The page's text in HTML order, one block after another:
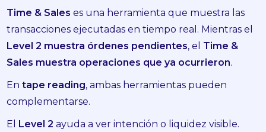
Time & Sales es una herramienta que muestra las
transacciones ejecutadas en tiempo real. Mientras el
Level 2 muestra órdenes pendientes, el Time &
Sales muestra operaciones que ya ocurrieron.
Entape reading, ambas herramientas pueden
complementarse.
El Level 2 ayuda a ver intención o liquidez visible.